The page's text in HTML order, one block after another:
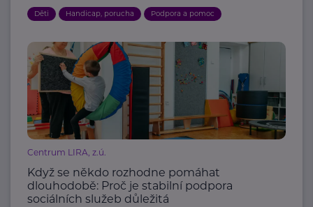
Děti Handicap, porucha Podpora a pomoc
Centrum LIRA, z.ú.
Když se někdo rozhodne pomáhat
dlouhodobě: Proč je stabilní podpora
sociálních služeb důležitá